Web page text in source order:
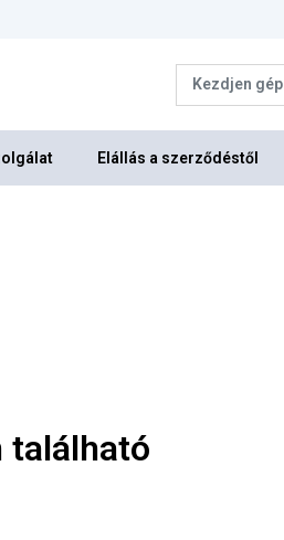
Elállás a szerződéstől
található